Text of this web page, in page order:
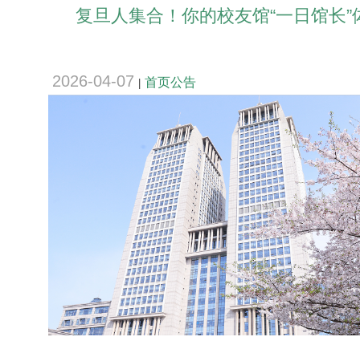
复旦人集合！你的校友馆“一日馆长”
2026-04-07 首页公告